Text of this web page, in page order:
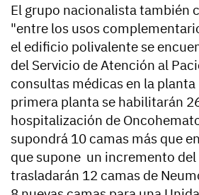
El grupo nacionalista también
"entre los usos
el edificio polivalente se
del Servicio de Atención al
consultas médicas en la planta
primera planta se habilitarán
hospitalización de
supondrá 10 camas más que
que supone un incremento del
trasladarán 12 camas de